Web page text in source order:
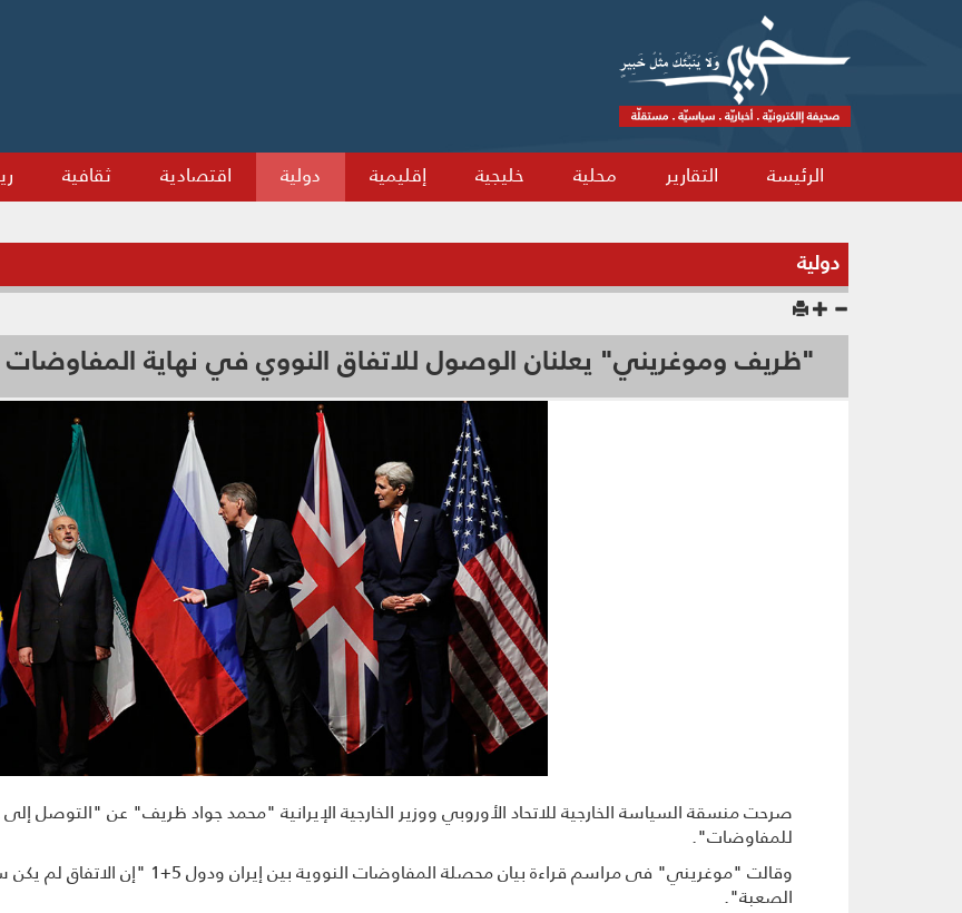
الرئيسة التقارير محلية خليجية إقليمية دولية اقتصادية ثقافية
دولية
"ظریف وموغریني" يعلنان الوصول للاتفاق النووي في نهاية المفاوضات
صرحت منسقة السیاسة الخارجیة للاتحاد الأوروبي ووزیر الخارجیة الإیرانیة "محمد جواد ظریف" عن "التوصل
للمفاوضات".
وقالت "موغریني" فی مراسم قراءة بیان محصلة
الصعبة".